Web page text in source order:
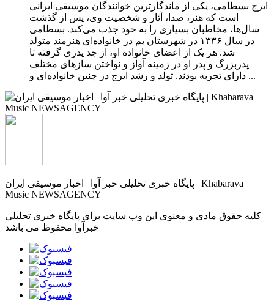
ایرج بسطامی، یکی از ماندگارترین خوانندگان موسیقی ایرانی
است که هنر، صدا، آثار و شخصیت وی، پس از گذشت
سال‌ها، مخاطبان بسیاری را به خود جذب می‌کند. بسطامی
در سال ۱۳۳۶ در شهرستان بم در خانواده‌ای هنرمند متولد
شد. هر یک از اعضای خانواده او، از جد پدری گرفته تا
پدربزرگ و پدر او در زمینه آواز و نواختن سازهای مختلف
دارای تجربه بودند. تولد و رشد ایرج در چنین خانواده‌ای و ...
پایگاه خبری تحلیلی خبر آوا | اخبار موسیقی ایران | Khabarava
Music NEWSAGENCY
کلیه حقوق مادی و معنوی این وب سایت برای پایگاه خبری تحلیلی
خبرآوا محفوظ می باشد